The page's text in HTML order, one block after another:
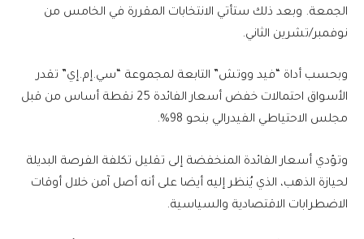
الجمعة. وبعد ذلك ستأتي الانتخابات المقررة في الخامس من
نوفمبر/تشرين الثاني.
وبحسب أداة “فيد ووتش” التابعة لمجموعة “سي.إم.إي” تقدر
الأسواق احتمالات خفض أسعار الفائدة 25 نقطة أساس من قبل
مجلس الاحتياطي الفيدرالي بنحو 98%.
وتؤدي أسعار الفائدة المنخفضة إلى تقليل تكلفة الفرصة البديلة
لحيازة الذهب، الذي يُنظر إليه أيضا على أنه أصل آمن خلال أوقات
الاضطرابات الاقتصادية والسياسية.